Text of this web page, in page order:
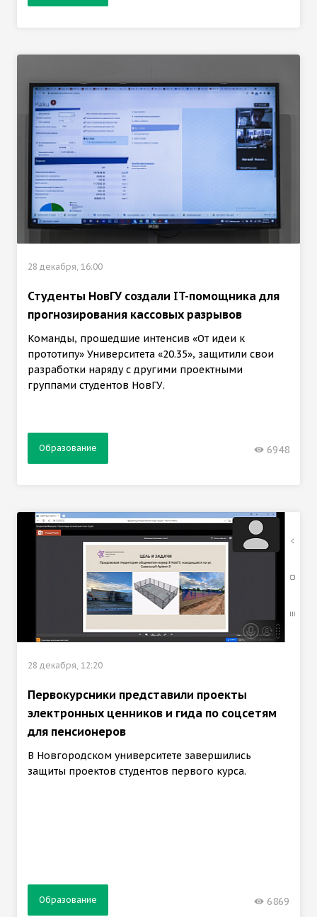
28 декабря, 16:00
Студенты НовГУ создали IT-помощника для
прогнозирования кассовых разрывов
Команды, прошедшие интенсив «От идеи к
прототипу» Университета «20.35», защитили свои
разработки наряду с другими проектными
группами студентов НовГУ.
Образование 6948
28 декабря, 12:20
Первокурсники представили проекты
электронных ценников и гида по соцсетям
для пенсионеров
В Новгородском университете завершились
защиты проектов студентов первого курса.
Образование 6869